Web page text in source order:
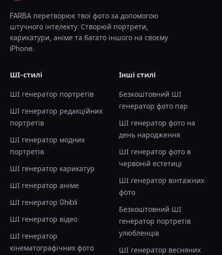
FARBA перетворює твої фото за допомогою
штучного інтелекту. Створюй портрети,
карикатури, аніме та багато іншого на своєму
iPhone.
ШІ-стилі
ШІ генератор портретів
ШІ генератор редакційних
портретів
ШІ генератор модних
портретів
ШІ генератор карикатур
ШІ генератор аніме
ШІ генератор Ghibli
ШІ генератор відео
ШІ генератор
кінематографічних фото
Інші стилі
Безкоштовний ШІ
генератор фото пар
ШІ генератор фото на
день народження
ШІ генератор фото в
червоній естетиці
ШІ генератор вінтажних
фото
Безкоштовний ШІ
генератор портретів
улюбленців
ШІ генератор весняних